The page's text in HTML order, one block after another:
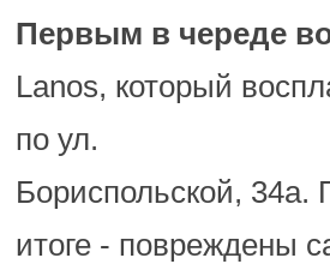
Первым в череде
Lanos, который
по ул.
Бориспольской,
итоге - повреждены